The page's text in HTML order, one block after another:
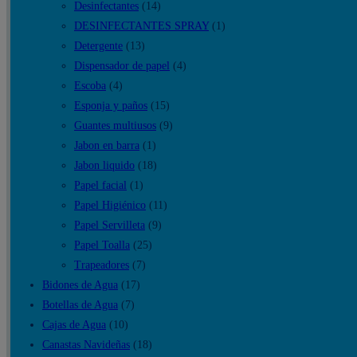
con
caño
cantidad
Desinfectantes (14)
DESINFECTANTES SPRAY (1)
Detergente (13)
Dispensador de papel (4)
Escoba (4)
Esponja y paños (15)
Guantes multiusos (9)
Jabon en barra (1)
Jabon liquido (18)
Papel facial (1)
Papel Higiénico (11)
Papel Servilleta (9)
Papel Toalla (25)
Trapeadores (7)
Bidones de Agua (17)
Botellas de Agua (7)
Cajas de Agua (10)
Canastas Navideñas (18)